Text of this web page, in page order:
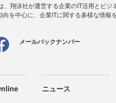
、翔泳社が運営する企業のIT活用とビ
を中心に、企業ITに関する多様な情報
メールバックナンバー
ニュース